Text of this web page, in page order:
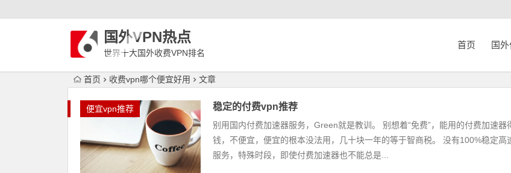
国外VPN热点
世界十大国外收费VPN排名
首页 国
首页 收费vpn哪个便宜好用 文章
便宜vpn推荐 稳定的付费vpn推荐
别用国内付费加速器服务，Green就是教训。 别想着“免费”，能用的付费加速器
钱，不便宜，便宜的根本没法用，几十块一年的等于智商税。 没有100%稳定高
服务，特殊时段，即使付费加速器也不能总是...